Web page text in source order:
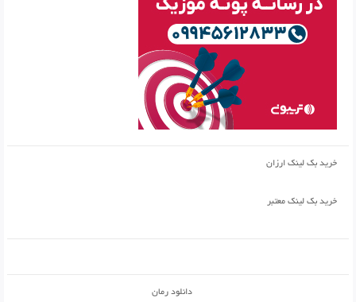
خرید بک لینک ارزان
خرید بک لینک معتبر
دانلود رمان